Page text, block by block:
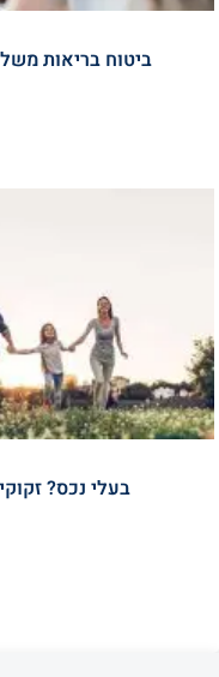
ביטוח בריאות
בעלי נכס?